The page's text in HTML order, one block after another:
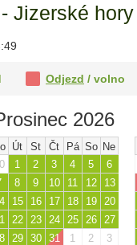
Jizerské
Odjezd / volno
2026
Út St Čt Pá So Ne
1 2 3 4 5
6
8 9 10 11 12
13
15 16 17 18 19
20
22 23 24 25 26
27
29 30 31 1 2
3